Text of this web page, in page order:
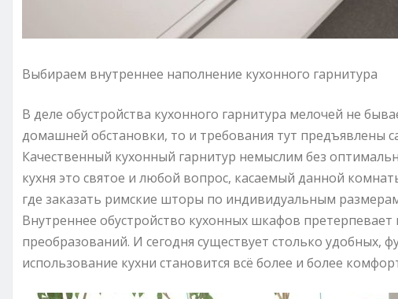
Выбираем внутреннее наполнение кухонного гарнитура
В деле обустройства кухонного гарнитура мелочей не
домашней обстановки, то и требования тут предъявлены
Качественный кухонный гарнитур немыслим без
кухня это святое и любой вопрос, касаемый данной
где заказать римские шторы по индивидуальным
Внутреннее обустройство кухонных шкафов
преобразований. И сегодня существует столько удобных,
использование кухни становится всё более и более